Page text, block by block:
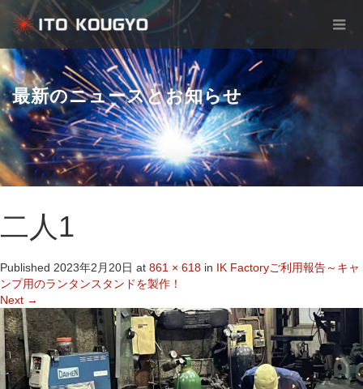
最新のニュースとお知らせ
二人1
Published 2023年2月20日 at 861 × 618 in IK Factoryご利用報告～キャ
ンプ用のランタンスタンドを製作！
Next →